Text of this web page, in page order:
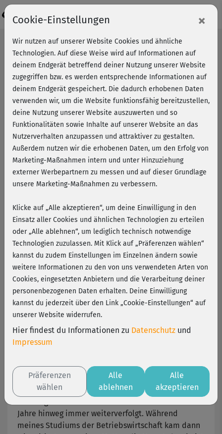
dich selbst!"
Im Hier und Jetzt leben – das ist für Poledance-,
Yoga- und Personal Trainerin Ate Iyinboh von
zentraler Bedeutung im Leben. Im fitnessRAUM-
Interview mit Stefanie Roloff erfährst du, wie ihr
das trotz Alltagshektik gelingt und was Yoga dabei
für eine wichtige Rolle spielt.
fitnessRAUM: Liebe Ate, welche Bedeutung hat
Sport in deinem Leben?
Eltern sind beide Sportwissenschaftler und ich
hatte die Chance als Kind vieles ausprobieren zu
dürfen. So bin ich unter anderem sehr früh zum
Jahre hinweg immer weiterverfolgt. Während
meines Studiums der Betriebswirtschaft kam dann
Cookie-Einstellungen ×
Wir nutzen auf unserer Website Cookies und ähnliche
Technologien. Auf diese Weise wird auf Informationen auf
deinem Endgerät betreffend deiner Nutzung unserer Website
zugegriffen bzw. es werden entsprechende Informationen auf
deinem Endgerät gespeichert. Die dadurch erhobenen Daten
verwenden wir, um die Website funktionsfähig bereitzustellen,
deine Nutzung unserer Website auszuwerten und so
Funktionalitäten sowie Inhalte auf unserer Website an das
Nutzerverhalten anzupassen und attraktiver zu gestalten.
Außerdem nutzen wir die erhobenen Daten, um den Erfolg von
Marketing-Maßnahmen intern und unter Hinzuziehung
externer Werbepartnern zu messen und auf dieser Grundlage
unsere Marketing-Maßnahmen zu verbessern.
Klicke auf „Alle akzeptieren“, um deine Einwilligung in den
Einsatz aller Cookies und ähnlichen Technologien zu erteilen
oder „Alle ablehnen“, um lediglich technisch notwendige
Technologien zuzulassen. Mit Klick auf „Präferenzen wählen“
kannst du zudem Einstellungen im Einzelnen ändern sowie
weitere Informationen zu den von uns verwendeten Arten von
Cookies, eingesetzten Anbietern und die Verarbeitung deiner
personenbezogenen Daten erhalten. Deine Einwilligung
kannst du jederzeit über den Link „Cookie-Einstellungen“ auf
unserer Website widerrufen.
Hier findest du Informationen zu Datenschutz und
Impressum
Präferenzen
wählen
Alle
ablehnen
Alle
akzeptieren